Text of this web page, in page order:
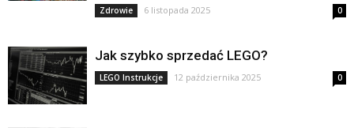
Zdrowie 6 listopada 2025 0
Jak szybko sprzedać LEGO?
LEGO Instrukcje 12 października 2025 0